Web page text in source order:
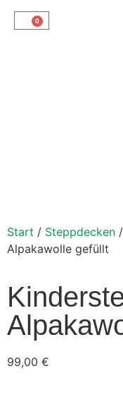
0
Start / Steppdecken
Alpakawolle gefüllt
99,00 €